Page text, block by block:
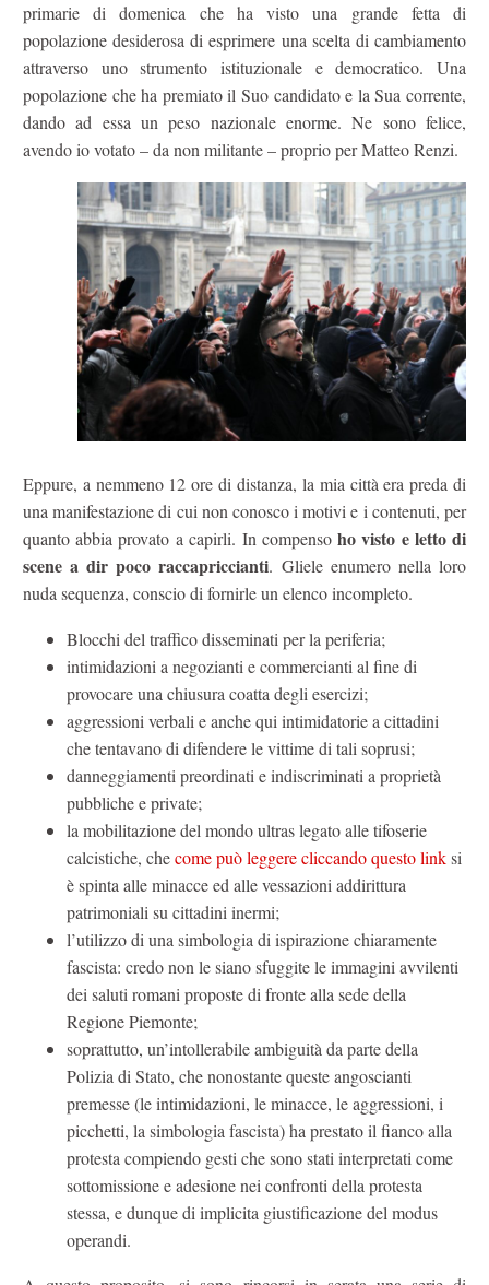
primarie di domenica che ha visto una grande fetta di
popolazione desiderosa di esprimere una scelta di cambiamento
attraverso uno strumento istituzionale e democratico. Una
popolazione che ha premiato il Suo candidato e la Sua corrente,
dando ad essa un peso nazionale enorme. Ne sono felice,
avendo io votato – da non militante – proprio per Matteo Renzi.
Eppure, a nemmeno 12 ore di distanza, la mia città era preda di
una manifestazione di cui non conosco i motivi e i contenuti, per
quanto abbia provato a capirli. In compensoho visto e letto di
scene a dir poco raccapriccianti. Gliele enumero nella loro
nuda sequenza, conscio di fornirle un elenco incompleto.
Blocchi del traffico disseminati per la periferia;
intimidazioni a negozianti e commercianti al fine di
provocare una chiusura coatta degli esercizi;
aggressioni verbali e anche qui intimidatorie a cittadini
che tentavano di difendere le vittime di tali soprusi;
danneggiamenti preordinati e indiscriminati a proprietà
pubbliche e private;
la mobilitazione del mondo ultras legato alle tifoserie
calcistiche, checome può leggere cliccando questo linksi
è spinta alle minacce ed alle vessazioni addirittura
patrimoniali su cittadini inermi;
l’utilizzo di una simbologia di ispirazione chiaramente
fascista: credo non le siano sfuggite le immagini avvilenti
dei saluti romani proposte di fronte alla sede della
Regione Piemonte;
soprattutto, un’intollerabile ambiguità da parte della
Polizia di Stato, che nonostante queste angoscianti
premesse (le intimidazioni, le minacce, le aggressioni, i
picchetti, la simbologia fascista) ha prestato il fianco alla
protesta compiendo gesti che sono stati interpretati come
sottomissione e adesione nei confronti della protesta
stessa, e dunque di implicita giustificazione del modus
operandi.